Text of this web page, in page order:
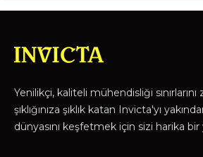
Yenilikçi, kaliteli mühendisliği
şıklığınıza şıklık katan Invicta'yı
dünyasını keşfetmek için sizi harika